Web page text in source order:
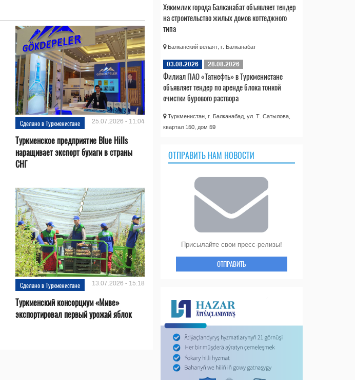
Сделано в Туркменистане 25.07.2026 - 11:04
Туркменское предприятие Blue Hills
наращивает экспорт бумаги в страны
СНГ
Сделано в Туркменистане 13.07.2026 - 15:18
Туркменский консорциум «Миве»
экспортировал первый урожай яблок
Хякимлик города Балканабат объявляет тендер
на строительство жилых домов коттеджного
типа
Балканский велаят, г. Балканабат
03.08.2026 28.08.2026
Филиал ПАО «Татнефть» в Туркменистане
объявляет тендер по аренде блока тонкой
очистки бурового раствора
Туркменистан, г. Балканабад, ул. Т. Сатылова,
квартал 150, дом 59
ОТПРАВИТЬ НАМ НОВОСТИ
Присылайте свои пресс-релизы!
ОТПРАВИТЬ